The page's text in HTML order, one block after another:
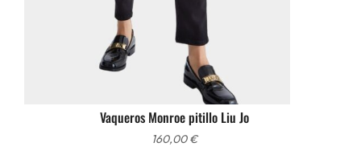
Vaqueros Monroe pitillo Liu Jo
160,00€